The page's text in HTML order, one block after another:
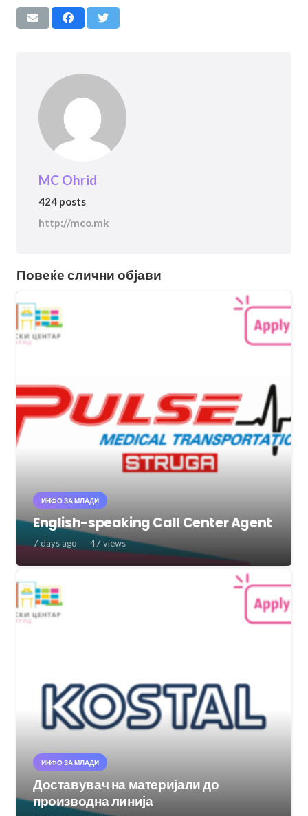
MC Ohrid
424 posts
http://mco.mk
Повеќе слични објави
ИНФО ЗА МЛАДИ
English-speaking Call Center Agent
7 days ago 47views
ИНФО ЗА МЛАДИ
Доставувач на материјали до
производна линија